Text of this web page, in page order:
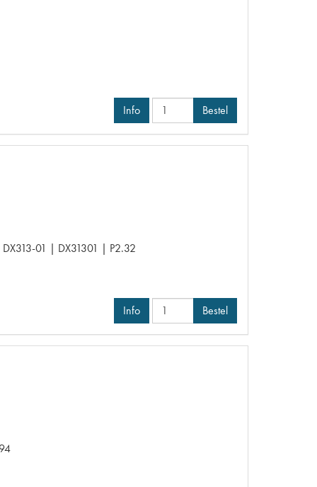
Info
Bestel
01 | DX31301 | P2.32
Info
Bestel